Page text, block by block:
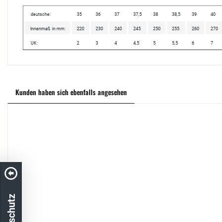
deutsche: 35 36 37 37,5 38 38,5 39 40
Innenmaß in mm: 220 230 240 245 250 255 260 270
UK: 2 3 4 4,5 5 5,5 6 7
Kunden haben sich ebenfalls angesehen